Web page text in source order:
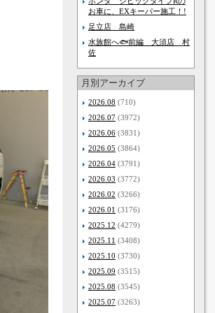
お車に、EXキーパー施工！!
足立店 島崎
水族館へ🐟前編 大須店 村
佐
月別アーカイブ
2026.08 (710)
2026.07 (3972)
2026.06 (3831)
2026.05 (3864)
2026.04 (3791)
2026.03 (3772)
2026.02 (3266)
2026.01 (3176)
2025.12 (4279)
2025.11 (3408)
2025.10 (3730)
2025.09 (3515)
2025.08 (3545)
2025.07 (3263)